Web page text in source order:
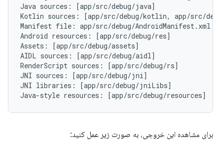
Java sources: [app/src/debug/java]
Kotlin sources: [app/src/debug/kotlin, app/src/
Manifest file: app/src/debug/AndroidManifest.xml
Android resources: [app/src/debug/res]
Assets: [app/src/debug/assets]
AIDL sources: [app/src/debug/aidl]
RenderScript sources: [app/src/debug/rs]
JNI sources: [app/src/debug/jni]
JNI libraries: [app/src/debug/jniLibs]
برای مشاهده این خروجی، به صورت زیر عمل کنید: